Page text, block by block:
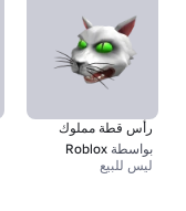
رأس قطة مملوك
بواسطة Roblox
ليس للبيع